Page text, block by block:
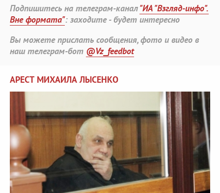
Подпишитесь на телеграм-канал"ИА "Взгляд-инфо".
Вне формата": заходите - будет интересно
Вы можете прислать сообщения, фото и видео в
наш телеграм-бот @Vz_feedbot
АРЕСТ МИХАИЛА ЛЫСЕНКО